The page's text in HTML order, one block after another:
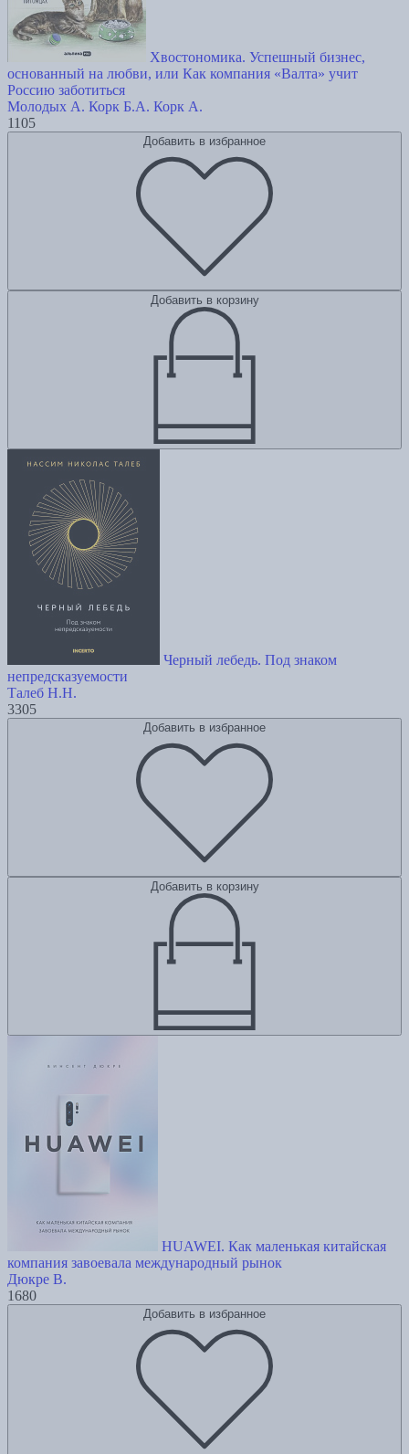
Хвостономика. Успешный бизнес,
основанный на любви, или Как компания «Валта» учит
Россию заботиться
Молодых А. Корк Б.А. Корк А.
1105
Добавить в избранное
Добавить в корзину
Черный лебедь. Под знаком
непредсказуемости
Талеб Н.Н.
3305
Добавить в избранное
Добавить в корзину
HUAWEI. Как маленькая китайская
компания завоевала международный рынок
Дюкре В.
1680
Добавить в избранное